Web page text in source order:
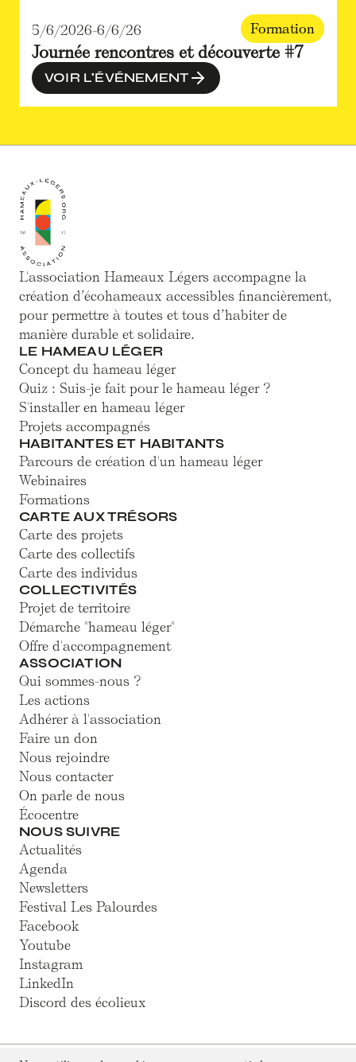
5/6/2026-6/6/26 Formation
Journée rencontres et découverte #7
VOIR L'ÉVÉNEMENT
L'association Hameaux Légers accompagne la
création d’écohameaux accessibles financièrement,
pour permettre à toutes et tous d’habiter de
manière durable et solidaire.
LE HAMEAU LÉGER
Concept du hameau léger
Quiz : Suis-je fait pour le hameau léger ?
S'installer en hameau léger
Projets accompagnés
HABITANTES ET HABITANTS
Parcours de création d'un hameau léger
Webinaires
Formations
CARTE AUX TRÉSORS
Carte des projets
Carte des collectifs
Carte des individus
COLLECTIVITÉS
Projet de territoire
Démarche "hameau léger"
Offre d'accompagnement
ASSOCIATION
Qui sommes-nous ?
Les actions
Adhérer à l'association
Faire un don
Nous rejoindre
Nous contacter
On parle de nous
Écocentre
NOUS SUIVRE
Actualités
Agenda
Newsletters
Festival Les Palourdes
Facebook
Youtube
Instagram
LinkedIn
Discord des écolieux